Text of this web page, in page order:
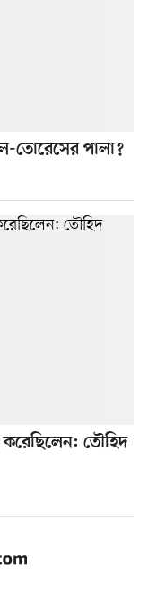
তোরেসের পালা?
তৌহিদ